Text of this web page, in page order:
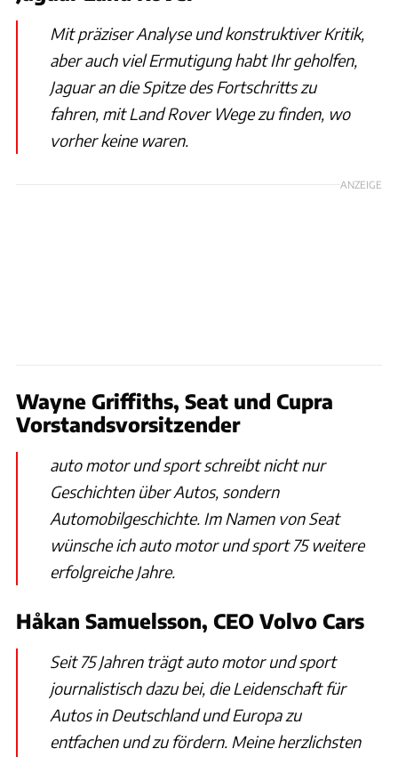
Mit präziser Analyse und konstruktiver Kritik,
aber auch viel Ermutigung habt Ihr geholfen,
Jaguar an die Spitze des Fortschritts zu
fahren, mit Land Rover Wege zu finden, wo
vorher keine waren.
ANZEIGE
Wayne Griffiths, Seat und Cupra
Vorstandsvorsitzender
auto motor und sport schreibt nicht nur
Geschichten über Autos, sondern
Automobilgeschichte. Im Namen von Seat
wünsche ich auto motor und sport 75 weitere
erfolgreiche Jahre.
Håkan Samuelsson, CEO Volvo Cars
Seit 75 Jahren trägt auto motor und sport
journalistisch dazu bei, die Leidenschaft für
Autos in Deutschland und Europa zu
entfachen und zu fördern. Meine herzlichsten